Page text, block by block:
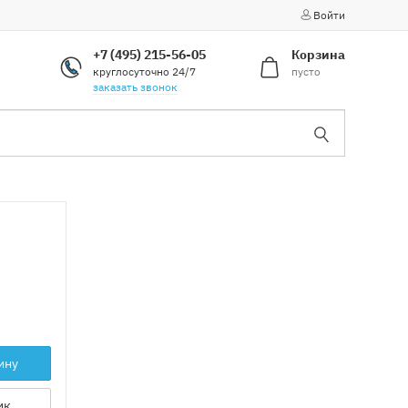
Войти
+7 (495) 215-56-05
круглосуточно 24/7
заказать звонок
Корзина
пусто